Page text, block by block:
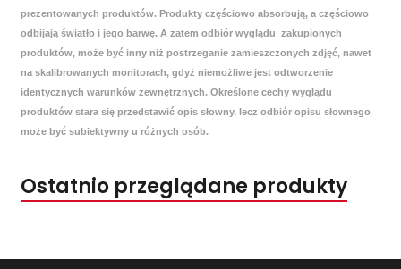
prezentowanych produktów. Produkty częściowo absorbują, a częściowo
odbijają światło i jego barwę. A zatem odbiór wyglądu zakupionych
produktów, może być inny niż postrzeganie zamieszczonych zdjęć, nawet
na skalibrowanych monitorach, gdyż niemożliwe jest odtworzenie
identycznych warunków zewnętrznych. Określone cechy wyglądu
produktów stara się przedstawić opis słowny, lecz odbiór opisu słownego
może być subiektywny u różnych osób.
Ostatnio przeglądane produkty